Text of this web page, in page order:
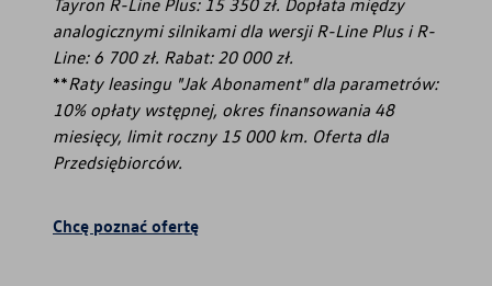
Tayron R-Line Plus: 15 350 zł. Dopłata między
analogicznymi silnikami dla wersji R-Line Plus i R-
Line: 6 700 zł. Rabat: 20 000 zł.
**Raty leasingu "Jak Abonament" dla parametrów:
10% opłaty wstępnej, okres finansowania 48
miesięcy, limit roczny 15 000 km. Oferta dla
Przedsiębiorców.
Chcę poznać ofertę